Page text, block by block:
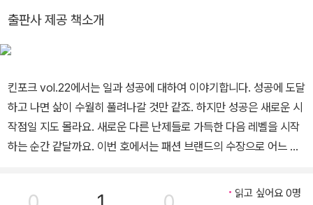
조에게 환각제의 환각 작용에 대해 듣는다. 유럽의 전후 전위 예술가
역사도 함께 걸어본다. 새롭고 확장된 사고를 넓혀가는 봄이라는 계
책』 등이 있다.
출판사 제공 책소개
킨포크 vol.22에서는 일과 성공에 대하여 이야기합니다. 성공에 도달
하고 나면 삶이 수월히 풀려나갈 것만 같죠. 하지만 성공은 새로운 시
작점일 지도 몰라요. 새로운 다른 난제들로 가득한 다음 레벨을 시작
하는 순간 같달까요. 이번 호에서는 패션 브랜드의 수장으로 어느 정
드 <바이레도>를 통해 추억을 향기로 구현해 전 세계로 뻗어가고 있
읽고 싶어요 0명